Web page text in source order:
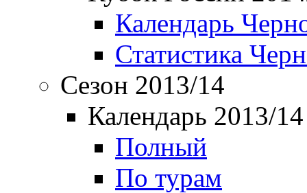
Календарь
Статистика
Сезон 2013/14
Календарь 2013/14
Полный
По турам